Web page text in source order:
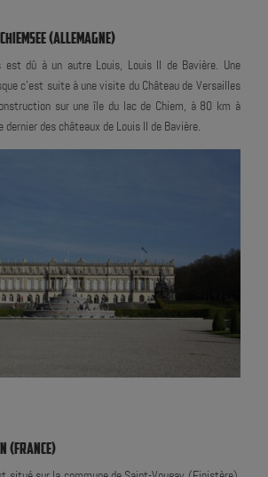
(ALLEMAGNE)
est dû à un autre Louis, Louis II de Bavière. Une
c'est suite à une visite du Château de Versailles
sur une île du lac de Chiem, à 80 km à
des châteaux de Louis II de Bavière.
(FRANCE)